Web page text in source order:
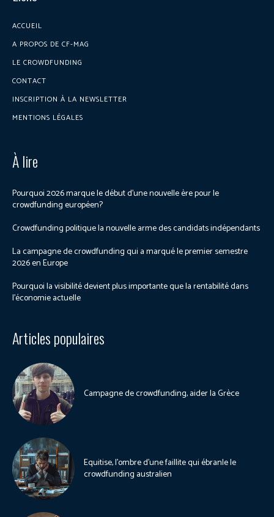
ACCUEIL
A PROPOS DE CF-MAG
LE CROWDFUNDING
CONTACT
INSCRIPTION À LA NEWSLETTER
MENTIONS LÉGALES
À lire
Pourquoi 2026 marque le début d’une nouvelle ère pour le
crowdfunding européen?
Crowdfunding politique la nouvelle arme des candidats indépendants
La campagne de crowdfunding qui a marqué le premier semestre
2026 en Europe
Pourquoi la visibilité devient plus importante que la rentabilité dans
l’économie actuelle
Articles populaires
Campagne de crowdfunding, aider la Grèce
Equitise, l’ombre d’une faillite qui ébranle le
crowdfunding australien